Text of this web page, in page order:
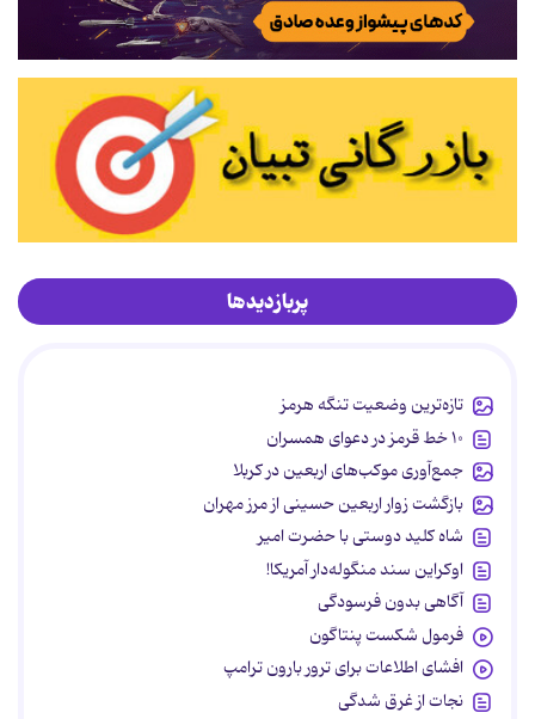
پربازدیدها
تازه‌ترین وضعیت تنگه هرمز
۱۰ خط قرمز در دعوای همسران
جمع‌آوری موکب‌های اربعین در کربلا
بازگشت زوار اربعین حسینی از مرز مهران
شاه کلید دوستی با حضرت امیر
اوکراین سند منگوله‌دار آمریکا!
آگاهی بدون فرسودگی
فرمول شکست پنتاگون
افشای اطلاعات برای ترور بارون ترامپ
نجات از غرق شدگی